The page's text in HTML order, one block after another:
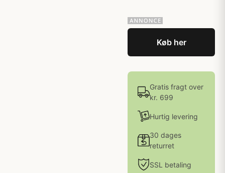
Køb her
Gratis fragt over
kr. 699
Hurtig levering
30 dages
returret
SSL betaling